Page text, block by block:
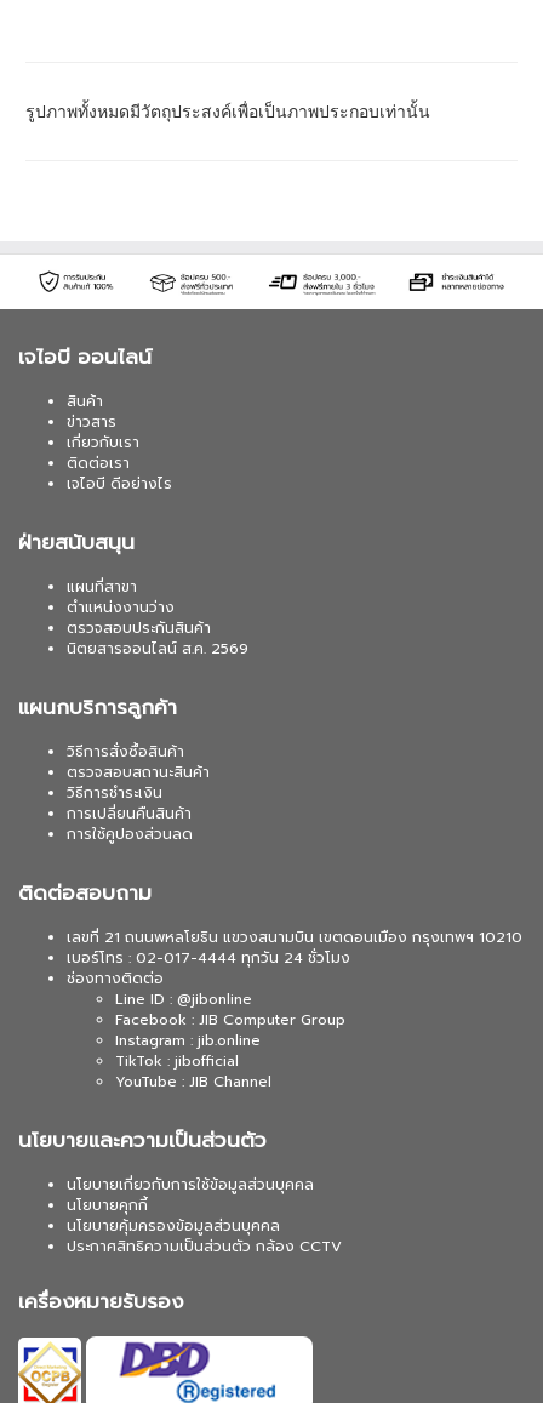
รูปภาพทั้งหมดมีวัตถุประสงค์เพื่อเป็นภาพประกอบเท่านั้น
เจไอบี ออนไลน์
สินค้า
ข่าวสาร
เกี่ยวกับเรา
ติดต่อเรา
เจไอบี ดีอย่างไร
ฝ่ายสนับสนุน
แผนที่สาขา
ตำแหน่งงานว่าง
ตรวจสอบประกันสินค้า
นิตยสารออนไลน์ ส.ค. 2569
แผนกบริการลูกค้า
วิธีการสั่งซื้อสินค้า
ตรวจสอบสถานะสินค้า
วิธีการชำระเงิน
การเปลี่ยนคืนสินค้า
การใช้คูปองส่วนลด
ติดต่อสอบถาม
เลขที่ 21 ถนนพหลโยธิน แขวงสนามบิน เขตดอนเมือง กรุงเทพฯ 10210
เบอร์โทร : 02-017-4444 ทุกวัน 24 ชั่วโมง
ช่องทางติดต่อ
Line ID : @jibonline
Facebook : JIB Computer Group
Instagram : jib.online
TikTok : jibofficial
YouTube : JIB Channel
นโยบายและความเป็นส่วนตัว
นโยบายเกี่ยวกับการใช้ข้อมูลส่วนบุคคล
นโยบายคุกกี้
นโยบายคุ้มครองข้อมูลส่วนบุคคล
ประกาศสิทธิความเป็นส่วนตัว กล้อง CCTV
เครื่องหมายรับรอง